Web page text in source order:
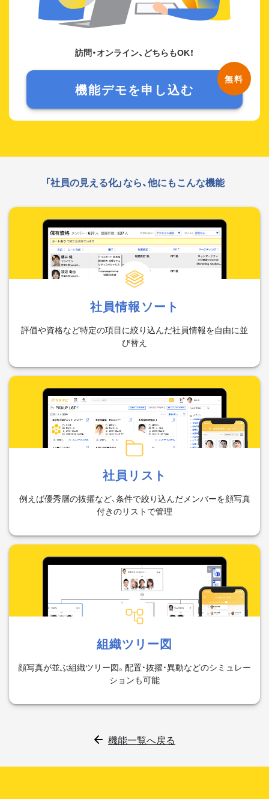
訪問・オンライン、どちらもOK！
機能デモを申し込む
「社員の見える化」なら、他にもこんな機能
社員情報ソート
評価や資格など特定の項目に絞り込んだ社員情報を自由に並
び替え
社員リスト
例えば優秀層の抜擢など、条件で絞り込んだメンバーを顔写真
付きのリストで管理
組織ツリー図
顔写真が並ぶ組織ツリー図。配置・抜擢・異動などのシミュレー
ションも可能
機能一覧へ戻る